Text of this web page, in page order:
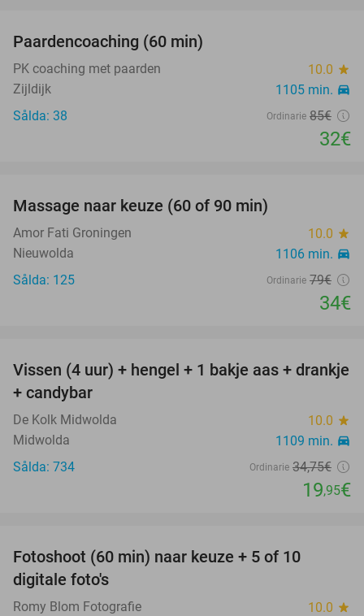
Paardencoaching (60 min)
PK coaching met paarden 10.0 star
Zijldijk 1105 min. directions_car
Sålda: 38 Ordinarie 85€
32€
Massage naar keuze (60 of 90 min)
Amor Fati Groningen 10.0 star
Nieuwolda 1106 min. directions_car
Sålda: 125 Ordinarie 79€
34€
43%
Vissen (4 uur) + hengel + 1 bakje aas + drankje
+ candybar
De Kolk Midwolda 10.0 star
Midwolda 1109 min. directions_car
Sålda: 734 Ordinarie 34,75€
19,95€
Fotoshoot (60 min) naar keuze + 5 of 10
digitale foto's
Romy Blom Fotografie 10.0 star